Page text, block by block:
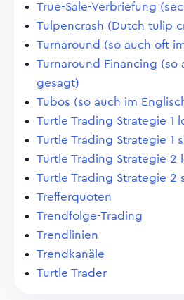
True-Sale-Verbriefung
Tulpencrash (Dutch tulip
Turnaround (so auch oft
Turnaround Financing (so
gesagt)
Tubos (so auch im
Turtle Trading Strategie 1
Turtle Trading Strategie 1
Turtle Trading Strategie 2
Turtle Trading Strategie 2
Trefferquoten
Trendfolge-Trading
Trendlinien
Trendkanäle
Turtle Trader